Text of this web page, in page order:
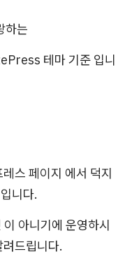
하는
테마 기준 입니
스 페이지 에서 덕지
니다.
아니기에 운영하시
드립니다.